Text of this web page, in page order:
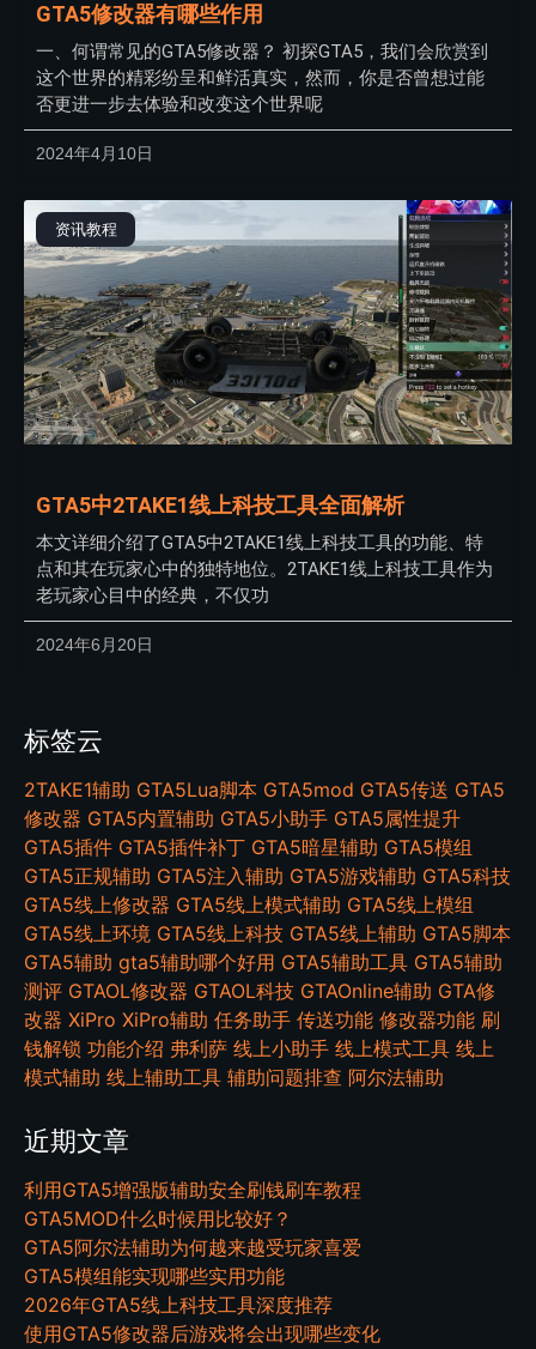
GTA5修改器有哪些作用
一、何谓常见的GTA5修改器？ 初探GTA5，我们会欣赏到
这个世界的精彩纷呈和鲜活真实，然而，你是否曾想过能
否更进一步去体验和改变这个世界呢
2024年4月10日
资讯教程
GTA5中2TAKE1线上科技工具全面解析
本文详细介绍了GTA5中2TAKE1线上科技工具的功能、特
点和其在玩家心中的独特地位。2TAKE1线上科技工具作为
老玩家心目中的经典，不仅功
2024年6月20日
标签云
2TAKE1辅助 GTA5Lua脚本 GTA5mod GTA5传送 GTA5
修改器 GTA5内置辅助 GTA5小助手 GTA5属性提升
GTA5插件 GTA5插件补丁 GTA5暗星辅助 GTA5模组
GTA5正规辅助 GTA5注入辅助 GTA5游戏辅助 GTA5科技
GTA5线上修改器 GTA5线上模式辅助 GTA5线上模组
GTA5线上环境 GTA5线上科技 GTA5线上辅助 GTA5脚本
GTA5辅助 gta5辅助哪个好用 GTA5辅助工具 GTA5辅助
测评 GTAOL修改器 GTAOL科技 GTAOnline辅助 GTA修
改器 XiPro XiPro辅助 任务助手 传送功能 修改器功能 刷
钱解锁 功能介绍 弗利萨 线上小助手 线上模式工具 线上
模式辅助 线上辅助工具 辅助问题排查 阿尔法辅助
近期文章
利用GTA5增强版辅助安全刷钱刷车教程
GTA5MOD什么时候用比较好？
GTA5阿尔法辅助为何越来越受玩家喜爱
GTA5模组能实现哪些实用功能
2026年GTA5线上科技工具深度推荐
使用GTA5修改器后游戏将会出现哪些变化